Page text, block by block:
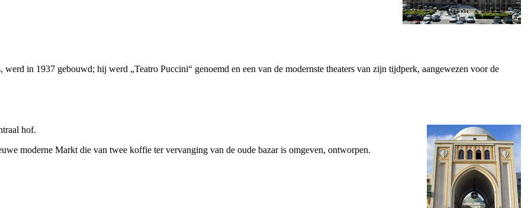
werd in 1937 gebouwd; hij werd „Teatro Puccini“ genoemd en een van de modernste theaters van zijn tijdperk, aangewezen voor de
hof.
moderne Markt die van twee koffie ter vervanging van de oude bazar is omgeven, ontworpen.